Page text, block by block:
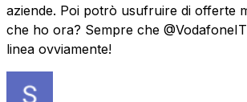
aziende. Poi potrò usufruire di offerte
che ho ora? Sempre che
linea ovviamente!